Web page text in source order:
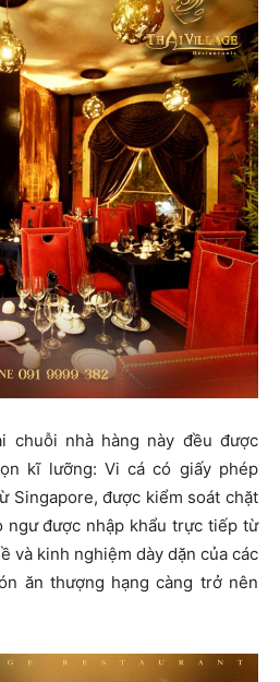
chuỗi nhà hàng này đều được
kĩ lưỡng: Vi cá có giấy phép
Singapore, được kiểm soát chặt
ngư được nhập khẩu trực tiếp từ
và kinh nghiệm dày dặn của các
ăn thượng hạng càng trở nên